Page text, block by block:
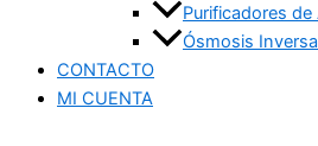
Purificadores de
Ósmosis
CONTACTO
MI CUENTA